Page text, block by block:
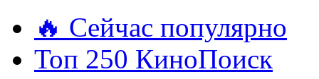
🔥 Сейчас популярно
Топ 250 КиноПоиск